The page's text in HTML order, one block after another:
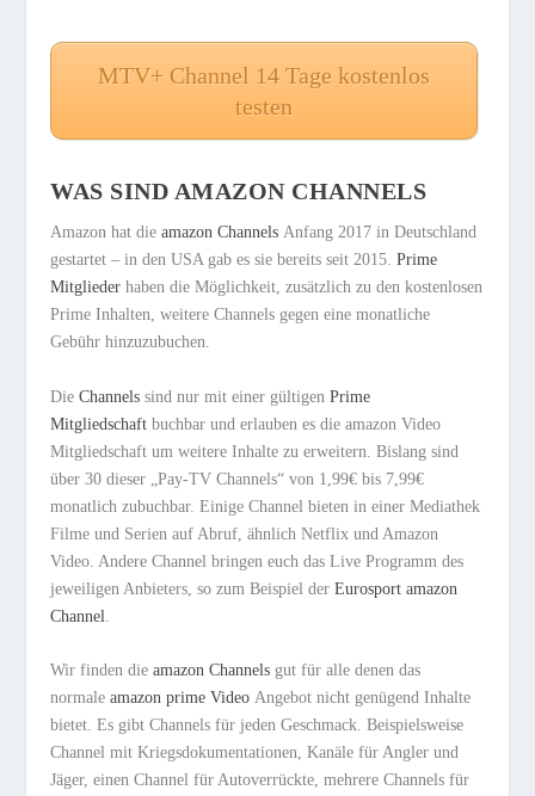
MTV+ Channel 14 Tage kostenlos
testen
WAS SIND AMAZON CHANNELS
Amazon hat dieamazon Channels Anfang 2017 in Deutschland
gestartet – in den USA gab es sie bereits seit 2015.Prime
Mitglieder haben die Möglichkeit, zusätzlich zu den kostenlosen
Prime Inhalten, weitere Channels gegen eine monatliche
Gebühr hinzuzubuchen.
DieChannels sind nur mit einer gültigenPrime
Mitgliedschaft buchbar und erlauben es die amazon Video
Mitgliedschaft um weitere Inhalte zu erweitern. Bislang sind
über 30 dieser „Pay-TV Channels“ von 1,99€ bis 7,99€
monatlich zubuchbar. Einige Channel bieten in einer Mediathek
Filme und Serien auf Abruf, ähnlich Netflix und Amazon
Video. Andere Channel bringen euch das Live Programm des
jeweiligen Anbieters, so zum Beispiel derEurosport amazon
Channel
Wir finden dieamazon Channels gut für alle denen das
normaleamazon prime Video Angebot nicht genügend Inhalte
bietet. Es gibt Channels für jeden Geschmack. Beispielsweise
Channel mit Kriegsdokumentationen, Kanäle für Angler und
Jäger, einen Channel für Autoverrückte, mehrere Channels für